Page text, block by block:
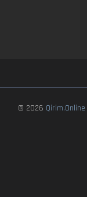
© 2026 Qirim.Online